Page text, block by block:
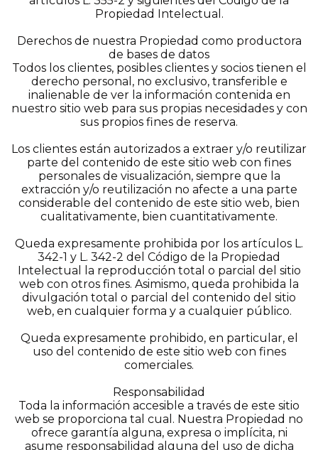
Propiedad Intelectual.
Derechos de nuestra Propiedad como productora
de bases de datos
Todos los clientes, posibles clientes y socios tienen el
derecho personal, no exclusivo, transferible e
inalienable de ver la información contenida en
nuestro sitio web para sus propias necesidades y con
sus propios fines de reserva.
Los clientes están autorizados a extraer y/o reutilizar
parte del contenido de este sitio web con fines
personales de visualización, siempre que la
extracción y/o reutilización no afecte a una parte
considerable del contenido de este sitio web, bien
cualitativamente, bien cuantitativamente.
Queda expresamente prohibida por los artículos L.
342-1 y L. 342-2 del Código de la Propiedad
Intelectual la reproducción total o parcial del sitio
web con otros fines. Asimismo, queda prohibida la
divulgación total o parcial del contenido del sitio
web, en cualquier forma y a cualquier público.
Queda expresamente prohibido, en particular, el
uso del contenido de este sitio web con fines
comerciales.
Responsabilidad
Toda la información accesible a través de este sitio
web se proporciona tal cual. Nuestra Propiedad no
ofrece garantía alguna, expresa o implícita, ni
asume responsabilidad alguna del uso de dicha